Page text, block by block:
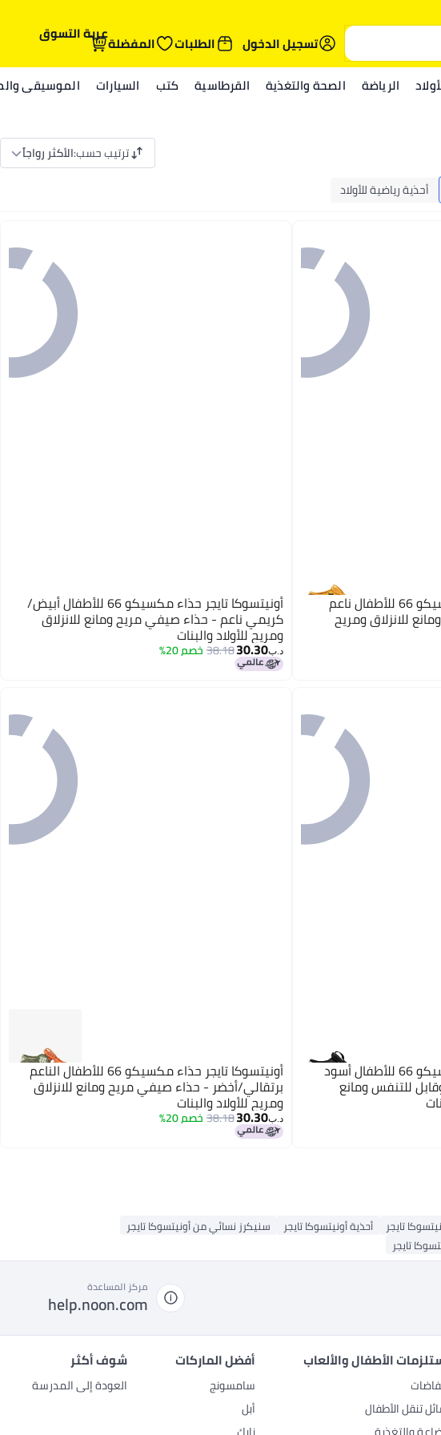
تسجيل الدخول
الطلبات المفضلةعربة التسوق
الرياضة الصحة والتغذية القرطاسية كتب السيارات الموسيقى
ترتيب حسب:الأكثر رواجاً
أحذية رياضية للأولاد
أونيتسوكا تايجر حذاء مكسيكو 66 للأطفال ناعم
للانزلاق ومريح
6
أونيتسوكا تايجر حذاء مكسيكو 66 للأطفال أبيض/
كريمي ناعم - حذاء صيفي مريح ومانع للانزلاق
ومريح للأولاد والبنات
د.ب‏30.30
38.18 خصم 20%
أونيتسوكا تايجر حذاء مكسيكو 66 للأطفال أسود
للتنفس ومانع
6
أونيتسوكا تايجر حذاء مكسيكو 66 للأطفال الناعم
برتقالي/أخضر - حذاء صيفي مريح ومانع للانزلاق
ومريح للأولاد والبنات
د.ب‏30.30
38.18 خصم 20%
تايجر أحذية أونيتسوكا تايجر
سنيكرز نسائي من أونيتسوكا تايجر
تايجر
مركز المساعدة
help.noon.com
الأطفال والألعاب
تنقل الأطفال
أفضل الماركات
سامسونج
أبل
شوف أكثر
العودة إلى المدرسة